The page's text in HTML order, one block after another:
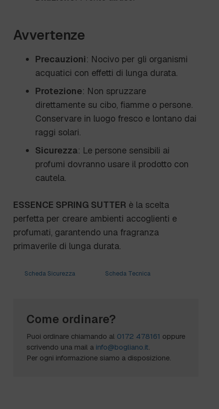
Avvertenze
Precauzioni: Nocivo per gli organismi
acquatici con effetti di lunga durata.
Protezione: Non spruzzare
direttamente su cibo, fiamme o persone.
Conservare in luogo fresco e lontano dai
raggi solari.
Sicurezza: Le persone sensibili ai
profumi dovranno usare il prodotto con
cautela.
ESSENCE SPRING SUTTER è la scelta
perfetta per creare ambienti accoglienti e
profumati, garantendo una fragranza
primaverile di lunga durata.
Scheda Sicurezza Scheda Tecnica
Come ordinare?
Puoi ordinare chiamando al 0172 478161 oppure
scrivendo una mail a info@bogliano.it.
Per ogni informazione siamo a disposizione.